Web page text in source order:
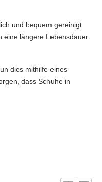
und bequem gereinigt
längere Lebensdauer.
dies mithilfe eines
dass Schuhe in